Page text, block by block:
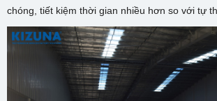
chóng, tiết kiệm thời gian nhiều hơn so với tự